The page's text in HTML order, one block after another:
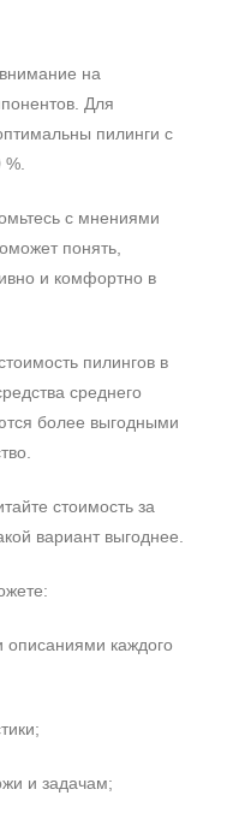
на
Для
пилинги с
с мнениями
понять,
и комфортно в
пилингов в
среднего
более выгодными
стоимость за
вариант выгоднее.
описаниями каждого
и задачам;